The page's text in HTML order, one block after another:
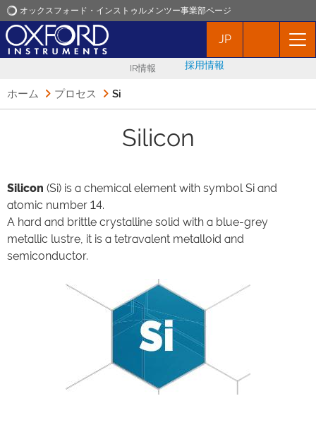
オックスフォード・インストゥルメンツー事業部ページ
オックスフォード・インストゥルメンツ
JP
IR情報 採用情報
ホーム プロセス Si
Silicon
Silicon (Si) is a chemical element with symbol Si and
atomic number 14.
A hard and brittle crystalline solid with a blue-grey
metallic lustre, it is a tetravalent metalloid and
semiconductor.